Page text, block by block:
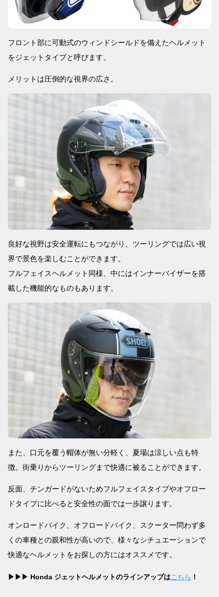
フロント部に可動式のウィンドシールドを備えたヘルメット
をジェットタイプと呼びます。
メリットは圧倒的な視界の広さ。
良好な視野は安全運転にもつながり、ツーリングでは広い視
界で景色を楽しむことができます。
フルフェイスヘルメット同様、中にはインナーバイザーを搭
載した機能的なものもあります。
また、口元を覆う帽体が無い分軽く、夏場は涼しい点も特
徴。街乗りからツーリングまで快適に被ることができます。
反面、チンガードがないためフルフェイスタイプやオフロー
ドタイプに比べると安全性の面では一歩譲ります。
オンロードバイク、オフロードバイク、スクーター問わず多
くの車種との親和性が高いので、様々なシチュエーションで
快適なヘルメットをお探しの方にはオススメです。
▶▶▶ Honda ジェットヘルメットのラインアップはこちら ！